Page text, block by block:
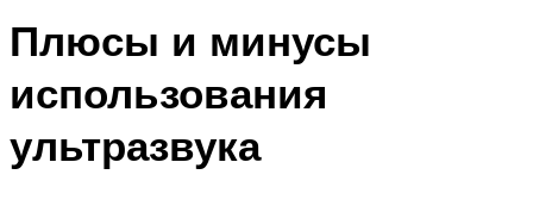
Плюсы и минусы
использования
ультразвука